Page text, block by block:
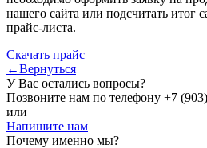
нашего сайта или подсчитать итог
прайс-листа.
Скачать прайс
←Вернуться
У Вас остались вопросы?
Позвоните нам по телефону +7
или
Напишите нам
Почему именно мы?